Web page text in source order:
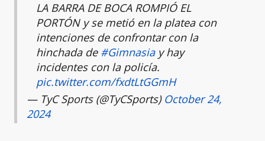
LA BARRA DE BOCA ROMPIÓ EL
PORTÓN y se metió en la platea con
intenciones de confrontar con la
hinchada de #Gimnasiay hay
incidentes con la policía.
pic.twitter.com/fxdtLtGGmH
— TyC Sports (@TyCSports) October 24,
2024